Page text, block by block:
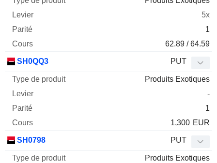
5x
1
62.89 / 64.59
SH0QQ3 PUT
Produits Exotiques
-
1
1,300 EUR
SH0798 PUT
Produits Exotiques